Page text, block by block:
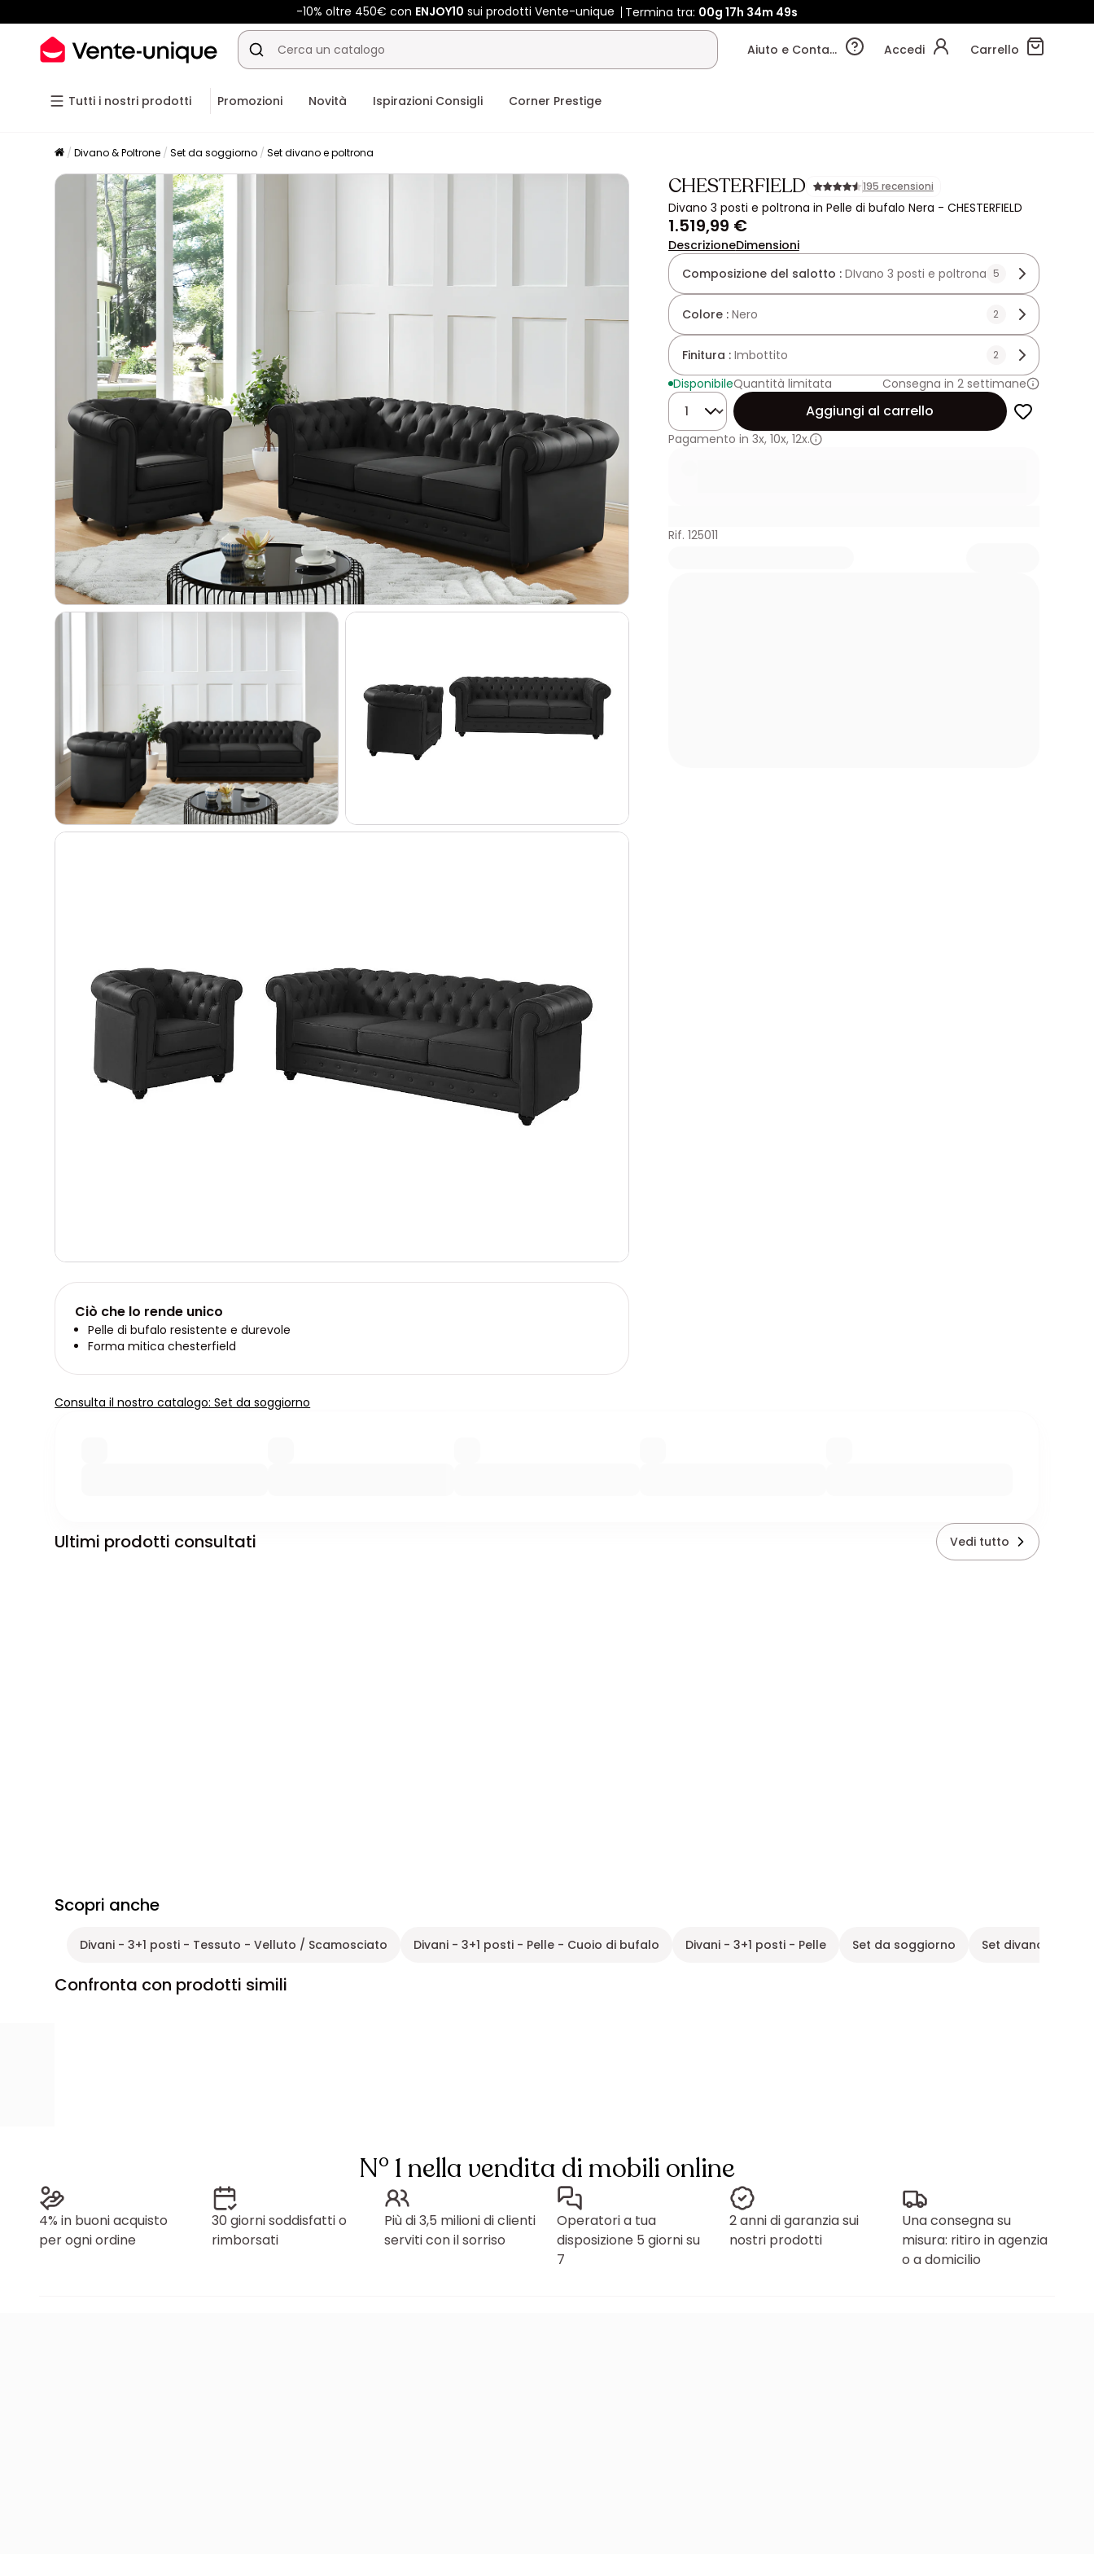
-10% oltre 450€ con ENJOY10 sui prodotti Vente-unique Termina tra: 00g 17h 34m 49s
Aiuto e Contatti Accedi Carrello
Tutti i nostri prodotti Promozioni Novità Ispirazioni Consigli Corner Prestige
Divano & Poltrone Set da soggiorno Set divano e poltrona
CHESTERFIELD 195 recensioni
Divano 3 posti e poltrona in Pelle di bufalo Nera - CHESTERFIELD
1.519,99 €
DescrizioneDimensioni
Composizione del salotto : DIvano 3 posti e poltrona 5
Colore : Nero 2
Finitura : Imbottito 2
DisponibileQuantità limitata
Consegna in 2 settimane
Quantità
Aggiungi al carrello
Pagamento in 3x, 10x, 12x.
Rif. 125011
Ciò che lo rende unico
Pelle di bufalo resistente e durevole
Forma mitica chesterfield
Consulta il nostro catalogo: Set da soggiorno
Ultimi prodotti consultati Vedi tutto
Scopri anche
Divani - 3+1 posti - Tessuto - Velluto / Scamosciato Divani - 3+1 posti - Pelle - Cuoio di bufalo Divani - 3+1 posti - Pelle Set da soggiorno Set divano e
Confronta con prodotti simili
N° 1 nella vendita di mobili online
4% in buoni acquisto
per ogni ordine
30 giorni soddisfatti o
rimborsati
Più di 3,5 milioni di clienti
serviti con il sorriso
Operatori a tua
disposizione 5 giorni su
7
2 anni di garanzia sui
nostri prodotti
Una consegna su
misura: ritiro in agenzia
o a domicilio